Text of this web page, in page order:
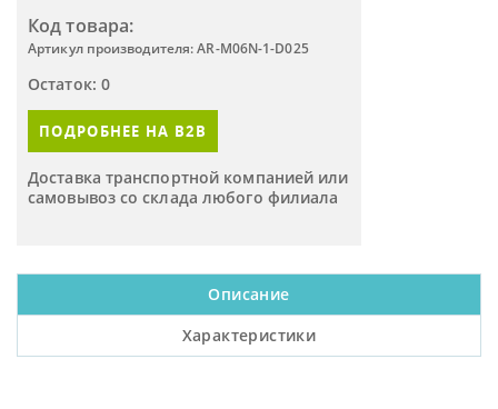
Код товара:
Артикул производителя: AR-M06N-1-D025
Остаток: 0
ПОДРОБНЕЕ НА B2B
Доставка транспортной компанией или
самовывоз со склада любого филиала
Описание
Характеристики